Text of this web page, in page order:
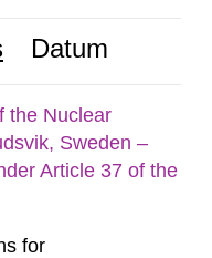
Datum
the Nuclear
Sweden –
Article 37 of the
for